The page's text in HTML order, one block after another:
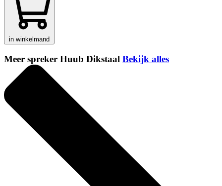
in winkelmand
Meer spreker Huub Dikstaal Bekijk alles